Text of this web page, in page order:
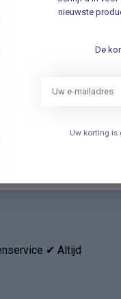
beoordeling toevoegen
✔ Altijd
nieuwste
De
Uw korting is